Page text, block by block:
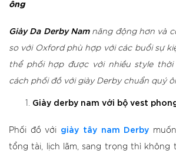
ông
Giày Da Derby Namnăng động hơn và
so với Oxford phù hợp với các buổi sự
thể phối hợp được với nhiều style
cách phối đồ với giày Derby chuẩn quý
Giày derby nam với bộ vest
Phối đồ với giày tây nam Derby
tổng tài, lịch lãm, sang trọng thì không